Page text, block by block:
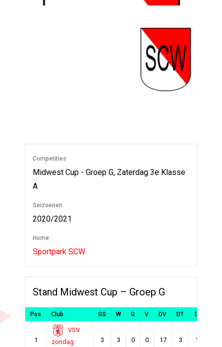
Competities
Midwest Cup - Groep G, Zaterdag 3e Klasse
A
Seizoenen
2020/2021
Home
Sportpark SCW
Stand Midwest Cup – Groep G
Pos Club GS W G V DV DT DS
1
VSV
zondag
3 3 0 0 17 3 14